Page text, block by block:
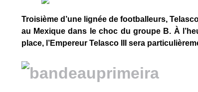
Troisième d’une lignée de footballeurs,
au Mexique dans le choc du groupe B. À
place, l’Empereur Telasco III sera